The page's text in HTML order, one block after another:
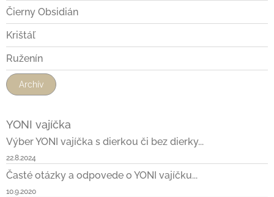
Čierny Obsidián
Krištáľ
Ruženín
Archív
YONI vajíčka
Výber YONI vajíčka s dierkou či bez dierky...
22.8.2024
Časté otázky a odpovede o YONI vajíčku...
10.9.2020